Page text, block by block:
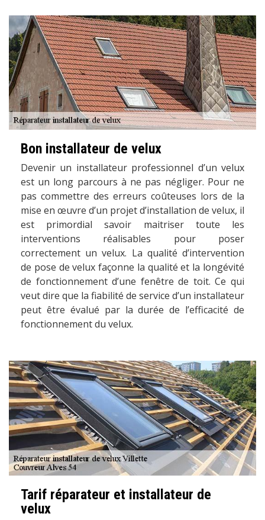
Bon installateur de velux
Devenir un installateur professionnel d’un velux
est un long parcours à ne pas négliger. Pour ne
pas commettre des erreurs coûteuses lors de la
mise en œuvre d’un projet d’installation de velux, il
est primordial savoir maitriser toute les
interventions réalisables pour poser
correctement un velux. La qualité d’intervention
de pose de velux façonne la qualité et la longévité
de fonctionnement d’une fenêtre de toit. Ce qui
veut dire que la fiabilité de service d’un installateur
peut être évalué par la durée de l’efficacité de
fonctionnement du velux.
Tarif réparateur et installateur de
velux